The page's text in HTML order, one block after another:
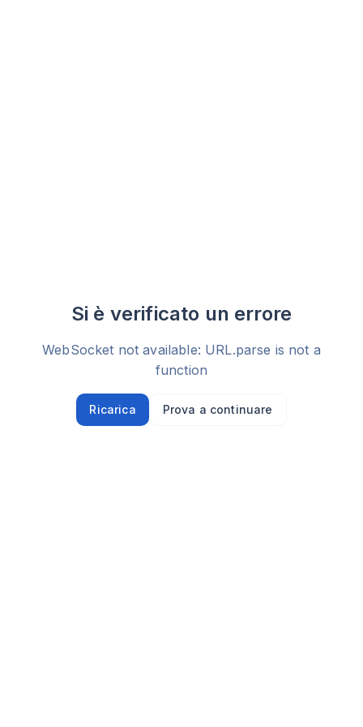
Si è verificato un errore
WebSocket not available: URL.parse is not a
function
Ricarica Prova a continuare